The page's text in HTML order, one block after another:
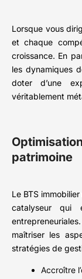
Lorsque vous
et chaque
croissance. En
les dynamiques
doter d’une
véritablement
patrimoine
Le BTS
catalyseur qui
maîtriser les
stratégies de
Accroître